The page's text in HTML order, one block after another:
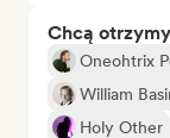
Chcą
Oneohtrix
William
Holy Other